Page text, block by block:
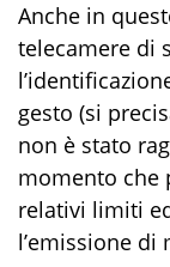
Anche in
telecamere di
gesto (si
non è stato
momento che
relativi limiti
l’emissione